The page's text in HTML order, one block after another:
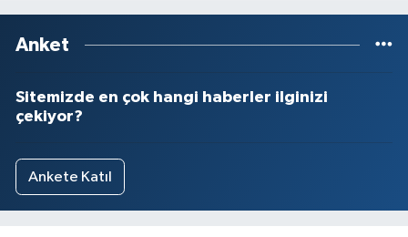
Anket
Sitemizde en çok hangi haberler ilginizi
çekiyor?
Ankete Katıl